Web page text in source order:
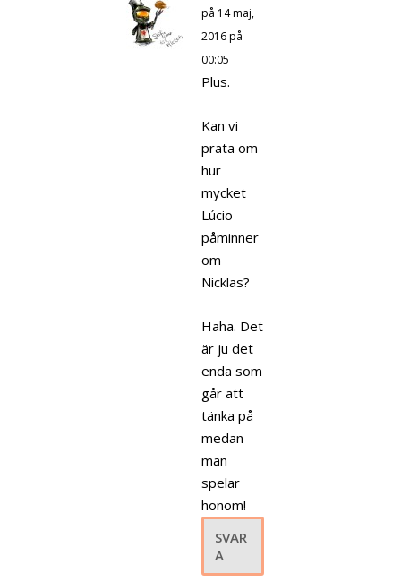
på 14 maj,
2016 på
00:05
Plus.
Kan vi
prata om
hur
mycket
Lúcio
påminner
om
Nicklas?
Haha. Det
är ju det
enda som
går att
tänka på
medan
man
spelar
honom!
SVAR
A